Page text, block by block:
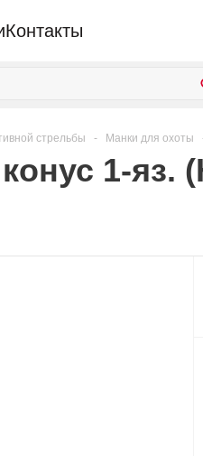
Контакты
стрельбы - Манки для охоты
1-яз.